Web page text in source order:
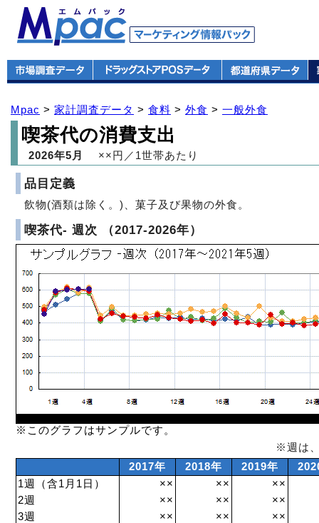
Mpac > 家計調査データ > 食料 > 外食 > 一般外食
喫茶代の消費支出
2026年5月 ××円／1世帯あたり
品目定義
飲物(酒類は除く。)、菓子及び果物の外食。
喫茶代- 週次 （2017-2026年）
※このグラフはサンプルです。
※週は
2017年
2018年 2019年
1週（含1月1日）
×× ××
××
2週
×× ××
××
3週
×× ××
××